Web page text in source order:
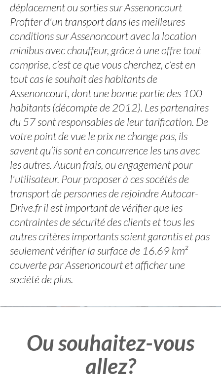
déplacement ou sorties sur Assenoncourt
Profiter d'un transport dans les meilleures
conditions sur Assenoncourt avec la location
minibus avec chauffeur, grâce à une offre tout
comprise, c’est ce que vous cherchez, c’est en
tout cas le souhait des habitants de
Assenoncourt, dont une bonne partie des 100
habitants (décompte de 2012). Les partenaires
du 57 sont responsables de leur tarification. De
votre point de vue le prix ne change pas, ils
savent qu’ils sont en concurrence les uns avec
les autres. Aucun frais, ou engagement pour
l'utilisateur. Pour proposer à ces socétés de
transport de personnes de rejoindre Autocar-
Drive.fr il est important de vérifier que les
contraintes de sécurité des clients et tous les
autres critères importants soient garantis et pas
seulement vérifier la surface de 16.69 km²
couverte par Assenoncourt et afficher une
société de plus.
Ou souhaitez-vous
allez?